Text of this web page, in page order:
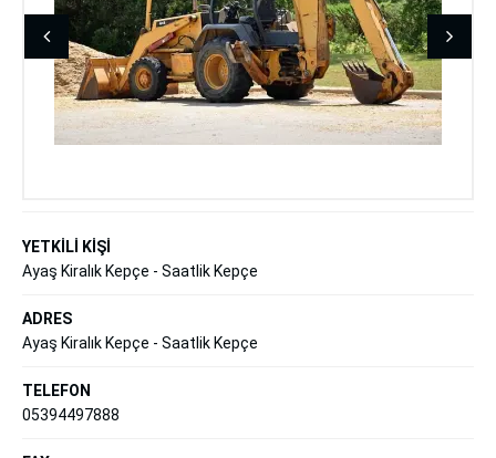
YETKİLİ KİŞİ
Ayaş Kiralık Kepçe - Saatlik Kepçe
ADRES
Ayaş Kiralık Kepçe - Saatlik Kepçe
TELEFON
05394497888